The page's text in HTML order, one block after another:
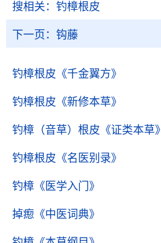
搜相关： 钓樟根皮
下一页： 钩藤
钓樟根皮 《千金翼方》
钓樟根皮 《新修本草》
钓樟（音草）根皮 《证类本草》
钓樟根皮 《名医别录》
钓樟 《医学入门》
掉瘛 《中医词典》